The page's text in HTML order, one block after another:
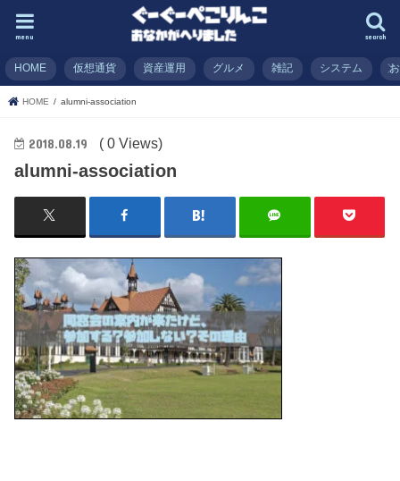
search
menu
HOME 仮想通貨 資産運用 グルメ 雑記 システム
HOME alumni-association
2018.08.19 ( 0 Views)
alumni-association